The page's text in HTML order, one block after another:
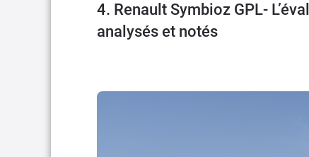
4. Renault Symbioz GPL-
analysés et notés